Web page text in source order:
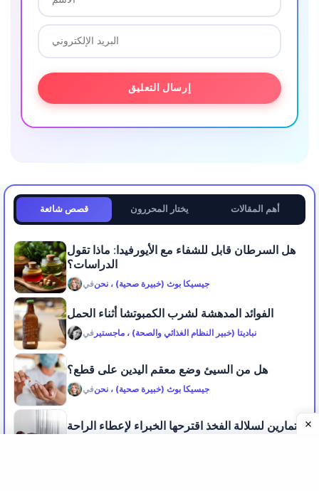
قصص شائعة يختار المحررون أهم المقالات
هل السرطان قابل للشفاء مع الأيورفيدا: ماذا تقول
الدراسات؟
فيجيسيكا بوث (خبيرة صحية) ، نحن
الفوائد المدهشة لشرب الكمبوتشا أثناء الحمل
في نباديتا (خبير النظام الغذائي والصحة) ، ماجستير
هل من السيئ وضع معقم اليدين على قطع؟
فيجيسيكا بوث (خبيرة صحية) ، نحن
تمارين لسلالة الفخذ اقترحها الخبراء لإعطاء الراحة